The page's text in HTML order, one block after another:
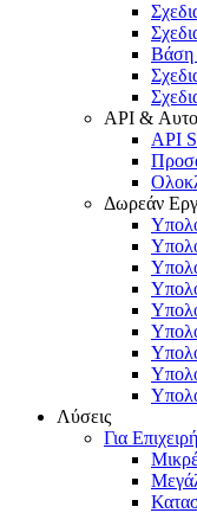
Βάση
API &
API
Δωρεάν
Λύσεις
Για